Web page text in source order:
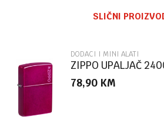
Poruka
SLIČNI
DODACI I MINI ALATI
ZIPPO UPALJAČ
78,90 KM